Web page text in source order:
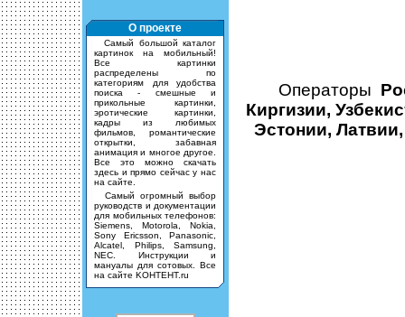
О проекте
Cамый большой каталог
картинок на мобильный!
Все картинки
распределены по
категориям для удобства
поиска - смешные и
прикольные картинки,
эротические картинки,
кадры из любимых
фильмов, романтические
открытки, забавная
анимация и многое другое.
Все это можно скачать
здесь и прямо сейчас у нас
на сайте.
Самый огромный выбор
руководств и документации
для мобильных телефонов:
Siemens, Motorola, Nokia,
Sony Ericsson, Panasonic,
Alcatel, Philips, Samsung,
NEC. Инструкции и
мануалы для сотовых. Все
на сайте KOHTEHT.ru
Операторы
Киргизии,
Эстонии,